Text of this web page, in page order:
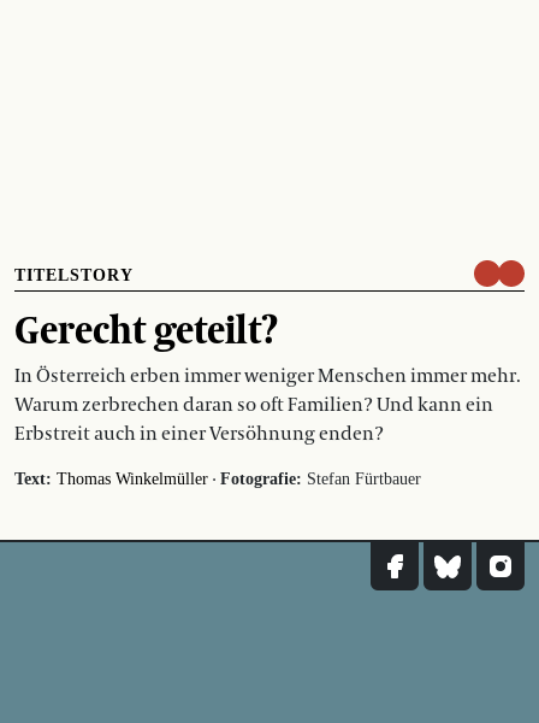
TITELSTORY
Gerecht geteilt?
In Österreich erben immer weniger Menschen immer mehr.
Warum zerbrechen daran so oft Familien? Und kann ein
Erbstreit auch in einer Versöhnung enden?
Text: Thomas Winkelmüller · Fotografie: Stefan Fürtbauer